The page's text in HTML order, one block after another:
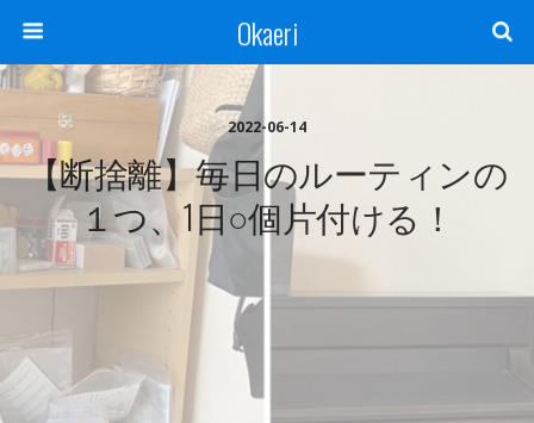
Okaeri
2022-06-14
【断捨離】毎日のルーティンの
１つ、1日○個片付ける！